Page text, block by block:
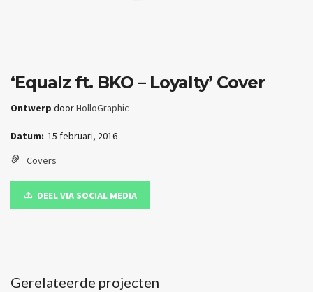
‘Equalz ft. BKO – Loyalty’ Cover
Ontwerp doorHolloGraphic
Datum: 15 februari, 2016
Covers
DEEL VIA SOCIAL MEDIA
Gerelateerde projecten